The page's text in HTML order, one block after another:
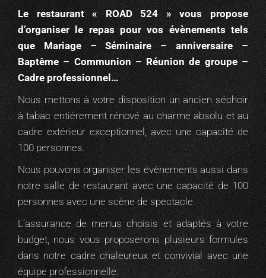
Le restaurant « ROAD 524 » vous propose
d’organiser le repas pour vos évènements tels
que Mariage – Séminaire – anniversaire –
Baptême – Communion – Réunion de groupe –
Cadre professionnel…
Nous mettons à votre disposition un ancien séchoir
à tabac entièrement rénové au charme absolu et au
cadre extérieur exceptionnel, avec une capacité de
100 personnes.
Nous pouvons organiser les évènements aussi dans
notre salle de restaurant avec une capacité de 100
personnes avec une scène de spectacle.
L’assurance de menus choisis et adaptés à votre
budget, nous vous proposerons plusieurs formules
dans notre cadre chaleureux et convivial avec une
équipe professionnelle.